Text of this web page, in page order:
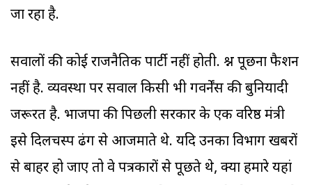
जा रहा है.
सवालों की कोई राजनैतिक पार्टी नहीं होती. प्रश्न पूछना फैशन
नहीं है. व्यवस्था पर सवाल किसी भी गवर्नेंस की बुनियादी
जरूरत है. भाजपा की पिछली सरकार के एक वरिष्ठ मंत्री
इसे दिलचस्प ढंग से आजमाते थे. यदि उनका विभाग खबरों
से बाहर हो जाए तो वे पत्रकारों से पूछते थे, क्या हमारे यहां